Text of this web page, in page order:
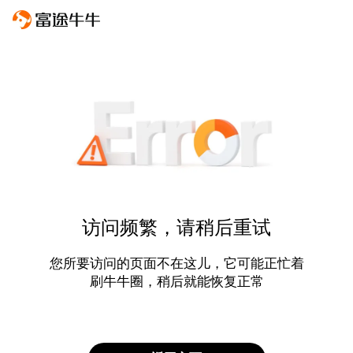
访问频繁，请稍后重试
您所要访问的页面不在这儿，它可能正忙着
刷牛牛圈，稍后就能恢复正常